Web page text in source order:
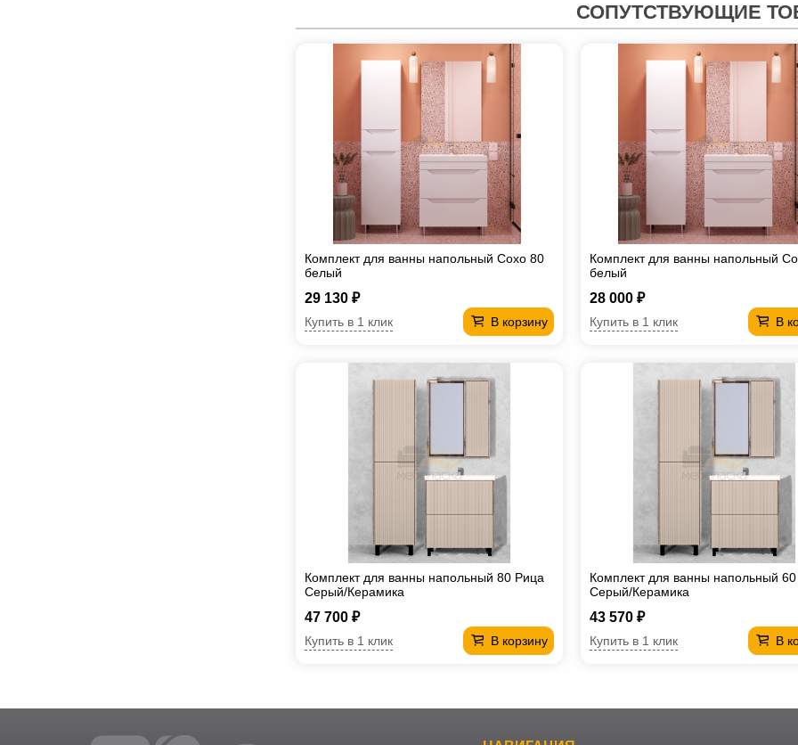
СОПУТСТВУЮЩИЕ
Комплект для ванны напольный Сохо 80
белый
29 130 ₽
В корзину
Купить в 1 клик
Комплект для ванны напольный
белый
28 000 ₽
В
Купить в 1 клик
Комплект для ванны напольный 80 Рица
Cерый/Керамика
47 700 ₽
В корзину
Купить в 1 клик
Комплект для ванны напольный
Cерый/Керамика
43 570 ₽
В
Купить в 1 клик